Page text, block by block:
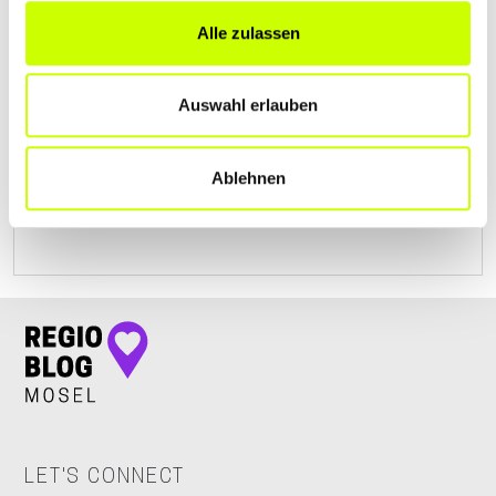
Alle zulassen
Auswahl erlauben
Ablehnen
Friedrichstr. 35A| 54516 Wittlich DE
+496571910950
LET'S CONNECT